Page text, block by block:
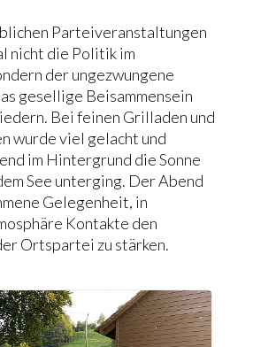
Parteiveranstaltungen
nicht die Politik im
der ungezwungene
gesellige Beisammensein
Bei feinen Grilladen und
wurde viel gelacht und
im Hintergrund die Sonne
See unterging. Der Abend
Gelegenheit, in
Kontakte den
Ortspartei zu stärken.